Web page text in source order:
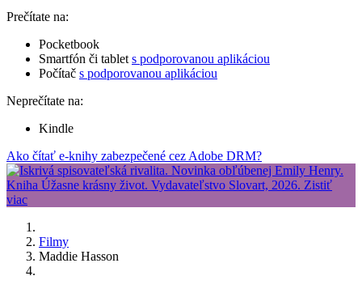
Prečítate na:
Pocketbook
Smartfón či tablet s podporovanou aplikáciou
Počítač s podporovanou aplikáciou
Neprečítate na:
Kindle
Ako čítať e-knihy zabezpečené cez Adobe DRM?
Filmy
Maddie Hasson